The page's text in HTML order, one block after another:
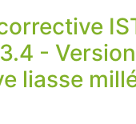
- Version
liasse